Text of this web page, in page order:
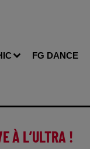
FG DANCE
À L’ULTRA !